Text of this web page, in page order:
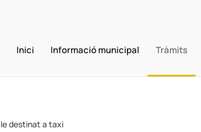
Inici Informació municipal Tràmits
destinat a taxi